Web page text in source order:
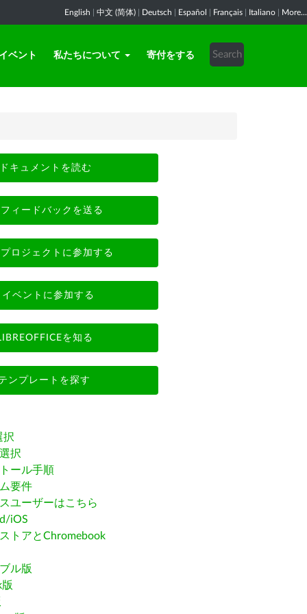
English 中文 (简体) Deutsch Español Français Italiano More...
イベント 私たちについて 寄付をする
ドキュメントを読む
フィードバックを送る
プロジェクトに参加する
イベントに参加する
を知る
ンプレートを探す
択
択
ール手順
要件
ユーザーはこちら
iOS
トアとChromebook
ル版